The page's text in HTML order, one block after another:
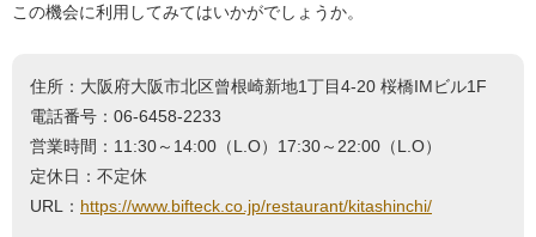
この機会に利用してみてはいかがでしょうか。
住所：大阪府大阪市北区曾根崎新地1丁目4-20 桜橋IMビル1F
電話番号：06-6458-2233
営業時間：11:30～14:00（L.O）17:30～22:00（L.O）
定休日：不定休
URL： https://www.bifteck.co.jp/restaurant/kitashinchi/